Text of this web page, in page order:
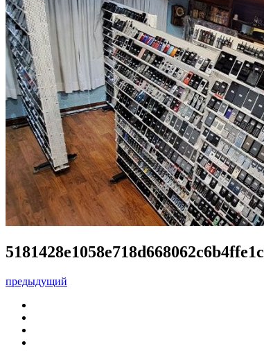
5181428e1058e718d668062c6b4ffe1c
предыдущий